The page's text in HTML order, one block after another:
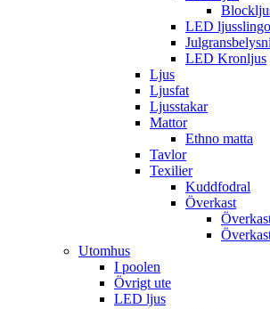
LED
LED Kronljus
Ljus
Ljusfat
Ljusstakar
Mattor
Ethno matta
Tavlor
Texilier
Kuddfodral
Överkast
Utomhus
I poolen
Övrigt ute
LED ljus